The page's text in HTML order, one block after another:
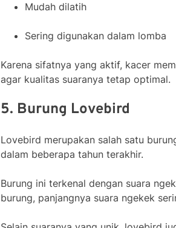
Mudah dilatih
Sering digunakan dalam lomba
Karena sifatnya yang aktif, kacer
agar kualitas suaranya tetap optimal.
5. Burung Lovebird
Lovebird merupakan salah satu
dalam beberapa tahun terakhir.
Burung ini terkenal dengan suara
burung, panjangnya suara ngekek